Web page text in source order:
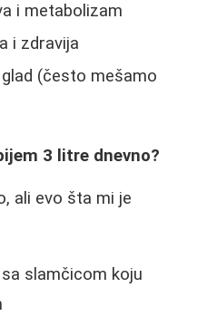
i metabolizam
i zdravija
(često mešamo
3 litre dnevno?
ali evo šta mi je
slamčicom koju